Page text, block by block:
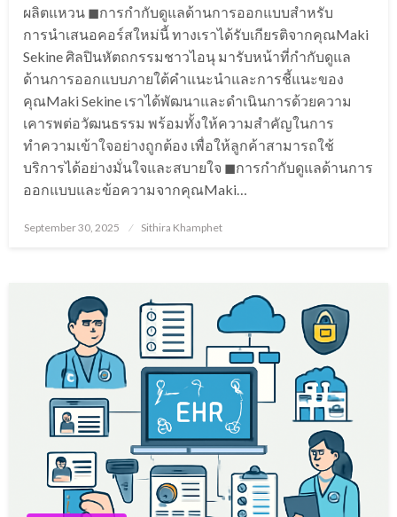
ผลิตแหวน ◼︎การกำกับดูแลด้านการออกแบบสำหรับ
การนำเสนอคอร์สใหม่นี้ ทางเราได้รับเกียรติจากคุณMaki
Sekine ศิลปินหัตถกรรมชาวไอนุ มารับหน้าที่กำกับดูแล
ด้านการออกแบบภายใต้คำแนะนำและการชี้แนะของ
คุณMaki Sekine เราได้พัฒนาและดำเนินการด้วยความ
เคารพต่อวัฒนธรรม พร้อมทั้งให้ความสำคัญในการ
ทำความเข้าใจอย่างถูกต้อง เพื่อให้ลูกค้าสามารถใช้
บริการได้อย่างมั่นใจและสบายใจ ◼︎การกำกับดูแลด้านการ
ออกแบบและข้อความจากคุณMaki…
Posted
September 30, 2025 Sithira Khamphet